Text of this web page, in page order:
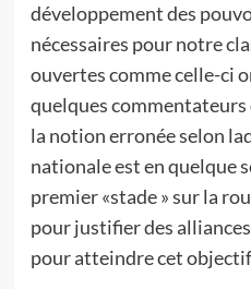
développement des
nécessaires pour notre
ouvertes comme celle-ci
quelques commentateurs
la notion erronée selon
nationale est en quelque
premier «stade » sur la
pour justifier des
pour atteindre cet